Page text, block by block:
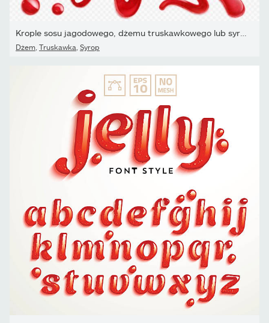
Dżem Truskawka Syrop